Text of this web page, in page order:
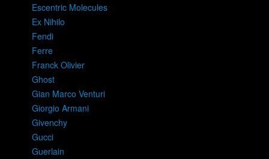
Escentric Molecules
Ex Nihilo
Fendi
Ferre
Franck Olivier
Ghost
Gian Marco Venturi
Giorgio Armani
Givenchy
Gucci
Guerlain